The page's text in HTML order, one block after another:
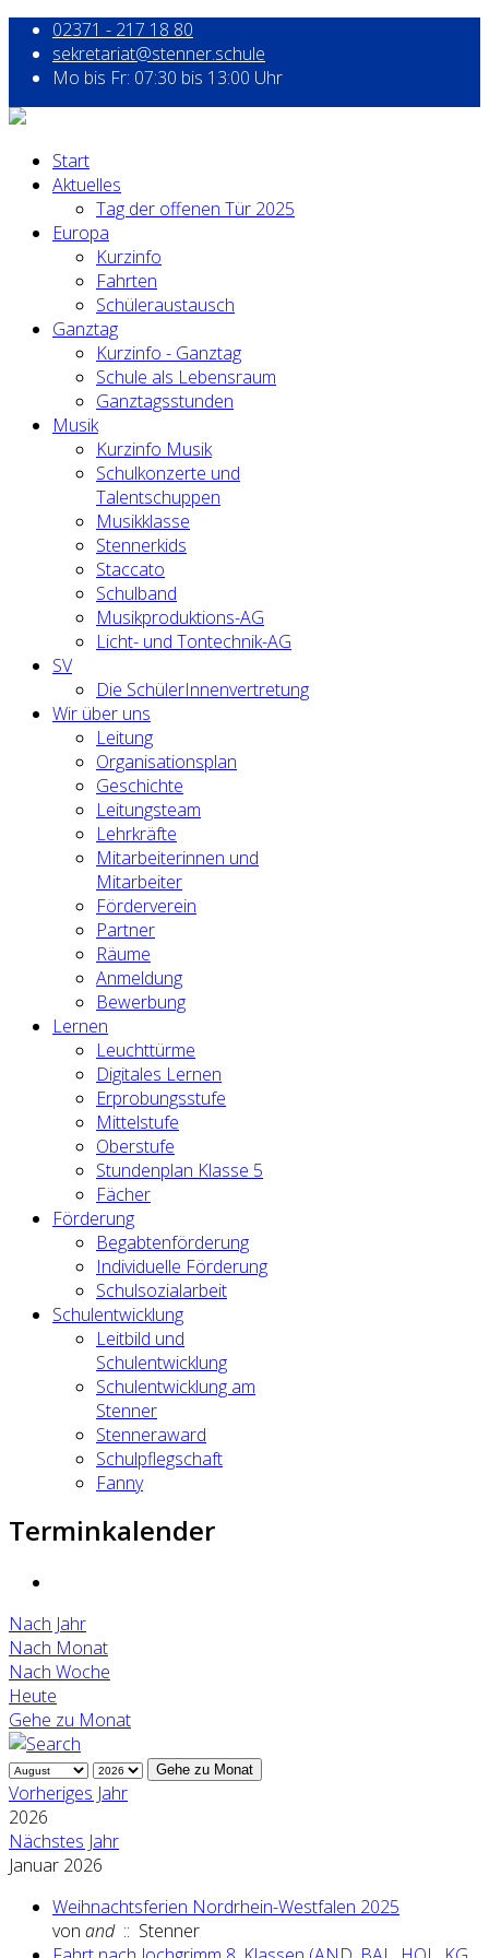
02371 - 217 18 80
sekretariat@stenner.schule
Mo bis Fr: 07:30 bis 13:00 Uhr
Start
Aktuelles
Tag der offenen Tür 2025
Europa
Kurzinfo
Fahrten
Schüleraustausch
Ganztag
Kurzinfo - Ganztag
Schule als Lebensraum
Ganztagsstunden
Musik
Kurzinfo Musik
Schulkonzerte und
Talentschuppen
Musikklasse
Stennerkids
Staccato
Schulband
Musikproduktions-AG
Licht- und Tontechnik-AG
SV
Die SchülerInnenvertretung
Wir über uns
Leitung
Organisationsplan
Geschichte
Leitungsteam
Lehrkräfte
Mitarbeiterinnen und
Mitarbeiter
Förderverein
Partner
Räume
Anmeldung
Bewerbung
Lernen
Leuchttürme
Digitales Lernen
Erprobungsstufe
Mittelstufe
Oberstufe
Stundenplan Klasse 5
Fächer
Förderung
Begabtenförderung
Individuelle Förderung
Schulsozialarbeit
Schulentwicklung
Leitbild und
Schulentwicklung
Schulentwicklung am
Stenner
Stenneraward
Schulpflegschaft
Fanny
Terminkalender
Nach Jahr
Nach Monat
Nach Woche
Heute
Gehe zu Monat
Gehe zu Monat
Vorheriges Jahr
2026
Nächstes Jahr
Januar 2026
Weihnachtsferien Nordrhein-Westfalen 2025
von and:: Stenner